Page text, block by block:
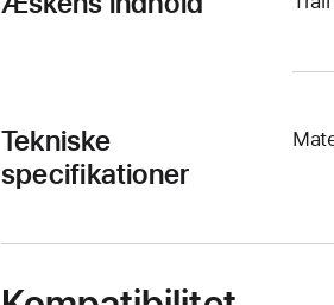
Tekniske
specifikationer